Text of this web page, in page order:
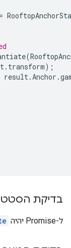
(
. transform);
result.Anchor .
בדיקת
ל-Promise יהיה